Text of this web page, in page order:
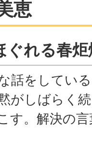
恵
ぐれる春炬
話をしてい
がしばらく
す。解決の